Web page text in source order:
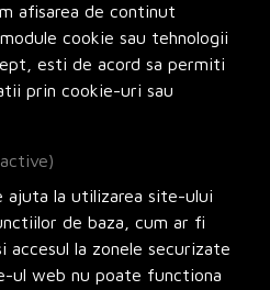
(Sustainability)
(Sustainability)
afisarea de continut
cookie sau tehnologii
esti de acord sa permiti
prin cookie-uri sau
ajuta la utilizarea site-ului
de baza, cum ar fi
accesul la zonele securizate
ul web nu poate functiona